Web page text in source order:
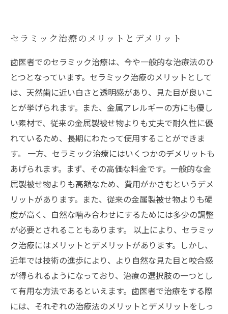
セラミック治療のメリットとデメリット
歯医者でのセラミック治療は、今や一般的な治療法のひ
とつとなっています。セラミック治療のメリットとして
は、天然歯に近い白さと透明感があり、見た目が良いこ
とが挙げられます。また、金属アレルギーの方にも優し
い素材で、従来の金属製被せ物よりも丈夫で耐久性に優
れているため、長期にわたって使用することができま
す。 一方、セラミック治療にはいくつかのデメリットも
あげられます。まず、その高価な料金です。一般的な金
属製被せ物よりも高額なため、費用がかさむというデメ
リットがあります。また、従来の金属製被せ物よりも硬
度が高く、自然な噛み合わせにするためには多少の調整
が必要とされることもあります。 以上により、セラミッ
ク治療にはメリットとデメリットがあります。しかし、
近年では技術の進歩により、より自然な見た目と咬合感
が得られるようになっており、治療の選択肢の一つとし
て有用な方法であるといえます。歯医者で治療をする際
には、それぞれの治療法のメリットとデメリットをしっ